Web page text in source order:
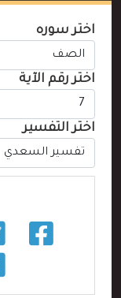
اختر سوره
اختر رقم الآية
اختر التفسير